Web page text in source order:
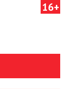
16+